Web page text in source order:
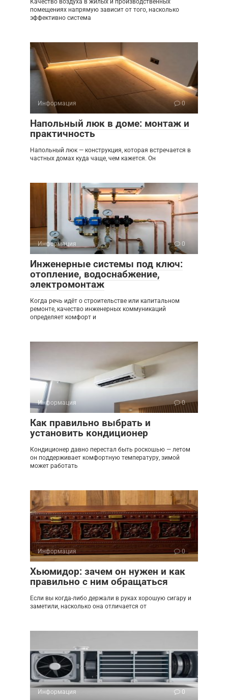
Качество воздуха в жилых и производственных
помещениях напрямую зависит от того, насколько
эффективно система
Информация 0
Напольный люк в доме: монтаж и
практичность
Напольный люк — конструкция, которая встречается в
частных домах куда чаще, чем кажется. Он
Информация 0
Инженерные системы под ключ:
отопление, водоснабжение,
электромонтаж
Когда речь идёт о строительстве или капитальном
ремонте, качество инженерных коммуникаций
определяет комфорт и
Информация 0
Как правильно выбрать и
установить кондиционер
Кондиционер давно перестал быть роскошью — летом
он поддерживает комфортную температуру, зимой
может работать
Информация 0
Хьюмидор: зачем он нужен и как
правильно с ним обращаться
Если вы когда-либо держали в руках хорошую сигару и
заметили, насколько она отличается от
Информация 0